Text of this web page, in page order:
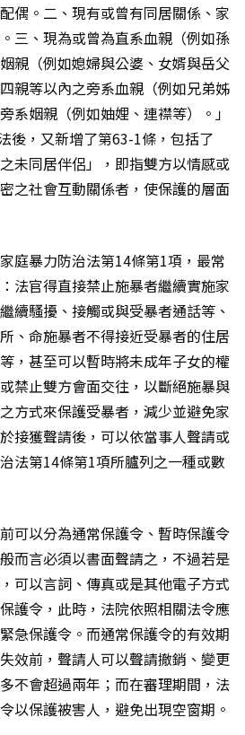
偶。二、現有或曾有同居關係、家
三、現為或曾為直系血親（例如孫
親（例如媳婦與公婆、女婿與岳父
親等以內之旁系血親（例如兄弟姊
系姻親（例如妯娌、連襟等）。」
後，又新增了第63-1條，包括了
未同居伴侶」，即指雙方以情感或
之社會互動關係者，使保護的層面
庭暴力防治法第14條第1項，最常
法官得直接禁止施暴者繼續實施家
續騷擾、接觸或與受暴者通話等、
、命施暴者不得接近受暴者的住居
，甚至可以暫時將未成年子女的權
禁止雙方會面交往，以斷絕施暴與
方式來保護受暴者，減少並避免家
接獲聲請後，可以依當事人聲請或
法第14條第1項所臚列之一種或數
可以分為通常保護令、暫時保護令
而言必須以書面聲請之，不過若是
可以言詞、傳真或是其他電子方式
護令，此時，法院依照相關法令應
急保護令。而通常保護令的有效期
效前，聲請人可以聲請撤銷、變更
不會超過兩年；而在審理期間，法
以保護被害人，避免出現空窗期。